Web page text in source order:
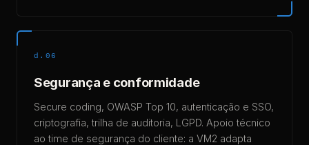
d.06
Segurança e conformidade
Secure coding, OWASP Top 10, autenticação e SSO,
criptografia, trilha de auditoria, LGPD. Apoio técnico
ao time de segurança do cliente: a VM2 adapta